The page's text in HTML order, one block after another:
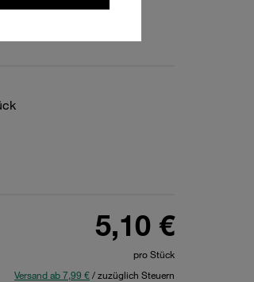
5,10 €
pro Stück
Versand ab 7,99 €/ zuzüglich Steuern